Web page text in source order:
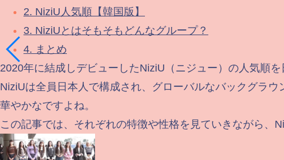
2. NiziU人気順【韓国版】
3. NiziUとはそもそもどんなグループ？
4. まとめ
2020年に結成しデビューしたNiziU（ニジュー）の人気順
NiziUは全員日本人で構成され、グローバルなバックグラ
華やかなですよね。
この記事では、それぞれの特徴や性格を見ていきながら、